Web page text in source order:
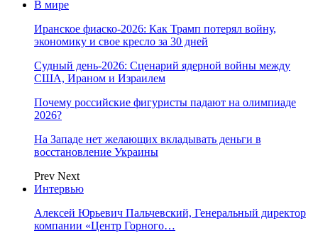
В мире
Иранское фиаско-2026: Как Трамп потерял войну,
экономику и свое кресло за 30 дней
Судный день-2026: Сценарий ядерной войны между
США, Ираном и Израилем
Почему российские фигуристы падают на олимпиаде
2026?
На Западе нет желающих вкладывать деньги в
восстановление Украины
Prev Next
Интервью
Алексей Юрьевич Пальчевский, Генеральный директор
компании «Центр Горного…